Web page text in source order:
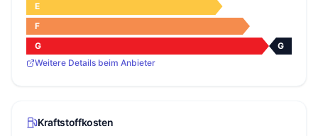
E
F
G
G
Weitere Details beim Anbieter
Kraftstoffkosten